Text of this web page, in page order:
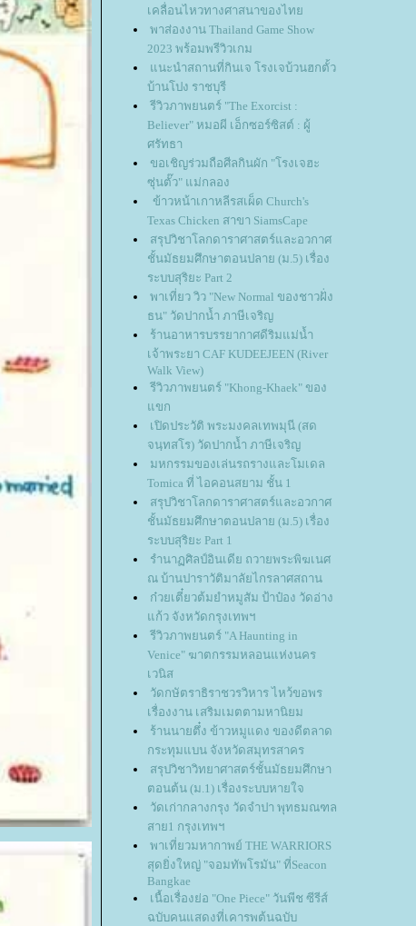
เคลื่อนไหวทางศาสนาของไท
พาส่องงาน Thailand Game Show
2023 พร้อมพรีวิวเกม
นะนำสถานที่กินเจ โรงเจบ้วนฮกตั้ว
บ้านโปง ราชบุรี
รีวิวภาพยนตร์ "The Exorcist :
Believer" หมอผี เอ็กซอร์ซิสต์ : ผู้
ศรัทธา
ขอเชิญร่วมถือศีลกินผัก "โรงเจฮะ
ซุ่นตั๊ว" แม่กลอง
ข้าวหน้าเกาหลีรสเผ็ด Church's
Texas Chicken สาขา SiamsCape
สรุปวิชาโลกดาราศาสตร์และอวกาศ
ชั้นมัธยมศึกษาตอนปลาย (ม.5) เรื่อง
ระบบสุริยะ Part 2
พาเที่ยว วิว "New Normal ของชาวฝั่ง
ธน" วัดปากน้ำ ภาษีเจริญ
ร้านอาหารบรรยากาศดีริมแม่น้ำ
เจ้าพระยา CAF KUDEEJEEN (River
Walk View)
รีวิวภาพยนตร์ "Khong-Khaek" ของ
ขก
เปิดประวัติ พระมงคลเทพมุนี (สด
จนฺทสโร) วัดปากน้ำ ภาษีเจริญ
มหกรรมของเล่นรถรางและโมเดล
Tomica ที่ ไอคอนสยาม ชั้น 1
สรุปวิชาโลกดาราศาสตร์และอวกาศ
ชั้นมัธยมศึกษาตอนปลาย (ม.5) เรื่อง
ระบบสุริยะ Part 1
รํานาฏศิลป์อินเดีย ถวายพระพิฆเนศ
ณ บ้านปาราวัติมาลัยไกรลาศสถาน
ก๋วยเตี๋ยวต้มยำหมูสัม ป้าป๋อง วัดอ่าง
ก้ว จังหวัดกรุงเทพฯ
รีวิวภาพยนตร์ "A Haunting in
Venice" ฆาตกรรมหลอนแห่งนคร
เวนิส
วัดกษัตราธิราชวรวิหาร ไหว้ขอพร
เรื่องงาน เสริมเมตตามหานิยม
ร้านนายตึ๋ง ข้าวหมูแดง ของดีตลาด
กระทุมแบน จังหวัดสมุทรสาคร
สรุปวิชาวิทยาศาสตร์ชั้นมัธยมศึกษา
ตอนต้น (ม.1) เรื่องระบบหายใจ
วัดเก่ากลางกรุง วัดจำปา พุทธมณฑล
สาย1 กรุงเทพฯ
พาเที่ยวมหากาพย์ THE WARRIORS
สุดยิ่งใหญ่ "จอมทัพโรมัน" ที่Seacon
Bangkae
เนื้อเรื่องย่อ "One Piece" วันพีช ซีรีส์
ฉบับคนแสดงที่เคารพต้นฉบับ